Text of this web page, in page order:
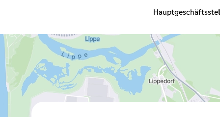
VR Banking App